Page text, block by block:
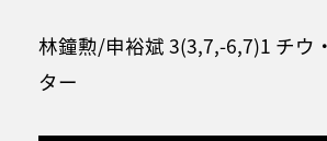
林鐘勲/申裕斌 3(3,7,-6,7)1 チウ
ター